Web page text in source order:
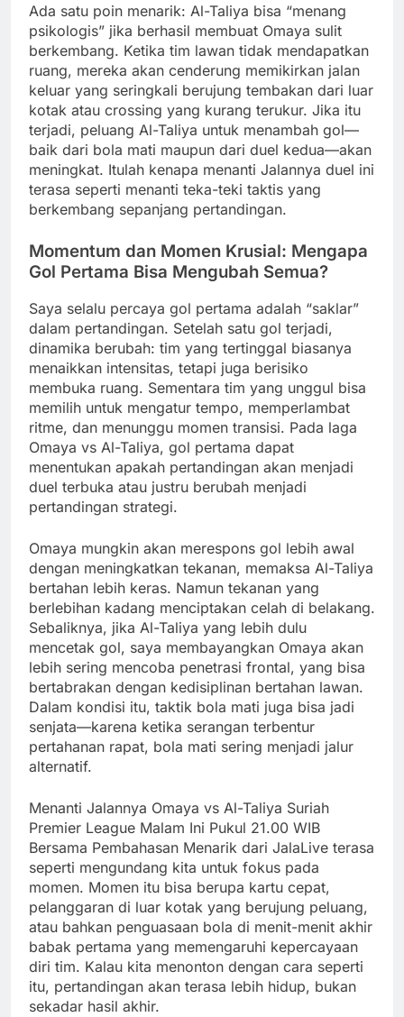
Ada satu poin menarik: Al-Taliya bisa “menang
psikologis” jika berhasil membuat Omaya sulit
berkembang. Ketika tim lawan tidak mendapatkan
ruang, mereka akan cenderung memikirkan jalan
keluar yang seringkali berujung tembakan dari luar
kotak atau crossing yang kurang terukur. Jika itu
terjadi, peluang Al-Taliya untuk menambah gol—
baik dari bola mati maupun dari duel kedua—akan
meningkat. Itulah kenapa menanti Jalannya duel ini
terasa seperti menanti teka-teki taktis yang
berkembang sepanjang pertandingan.
Momentum dan Momen Krusial: Mengapa
Gol Pertama Bisa Mengubah Semua?
Saya selalu percaya gol pertama adalah “saklar”
dalam pertandingan. Setelah satu gol terjadi,
dinamika berubah: tim yang tertinggal biasanya
menaikkan intensitas, tetapi juga berisiko
membuka ruang. Sementara tim yang unggul bisa
memilih untuk mengatur tempo, memperlambat
ritme, dan menunggu momen transisi. Pada laga
Omaya vs Al-Taliya, gol pertama dapat
menentukan apakah pertandingan akan menjadi
duel terbuka atau justru berubah menjadi
pertandingan strategi.
Omaya mungkin akan merespons gol lebih awal
dengan meningkatkan tekanan, memaksa Al-Taliya
bertahan lebih keras. Namun tekanan yang
berlebihan kadang menciptakan celah di belakang.
Sebaliknya, jika Al-Taliya yang lebih dulu
mencetak gol, saya membayangkan Omaya akan
lebih sering mencoba penetrasi frontal, yang bisa
bertabrakan dengan kedisiplinan bertahan lawan.
Dalam kondisi itu, taktik bola mati juga bisa jadi
senjata—karena ketika serangan terbentur
pertahanan rapat, bola mati sering menjadi jalur
alternatif.
Menanti Jalannya Omaya vs Al-Taliya Suriah
Premier League Malam Ini Pukul 21.00 WIB
Bersama Pembahasan Menarik dari JalaLive terasa
seperti mengundang kita untuk fokus pada
momen. Momen itu bisa berupa kartu cepat,
pelanggaran di luar kotak yang berujung peluang,
atau bahkan penguasaan bola di menit-menit akhir
babak pertama yang memengaruhi kepercayaan
diri tim. Kalau kita menonton dengan cara seperti
itu, pertandingan akan terasa lebih hidup, bukan
sekadar hasil akhir.